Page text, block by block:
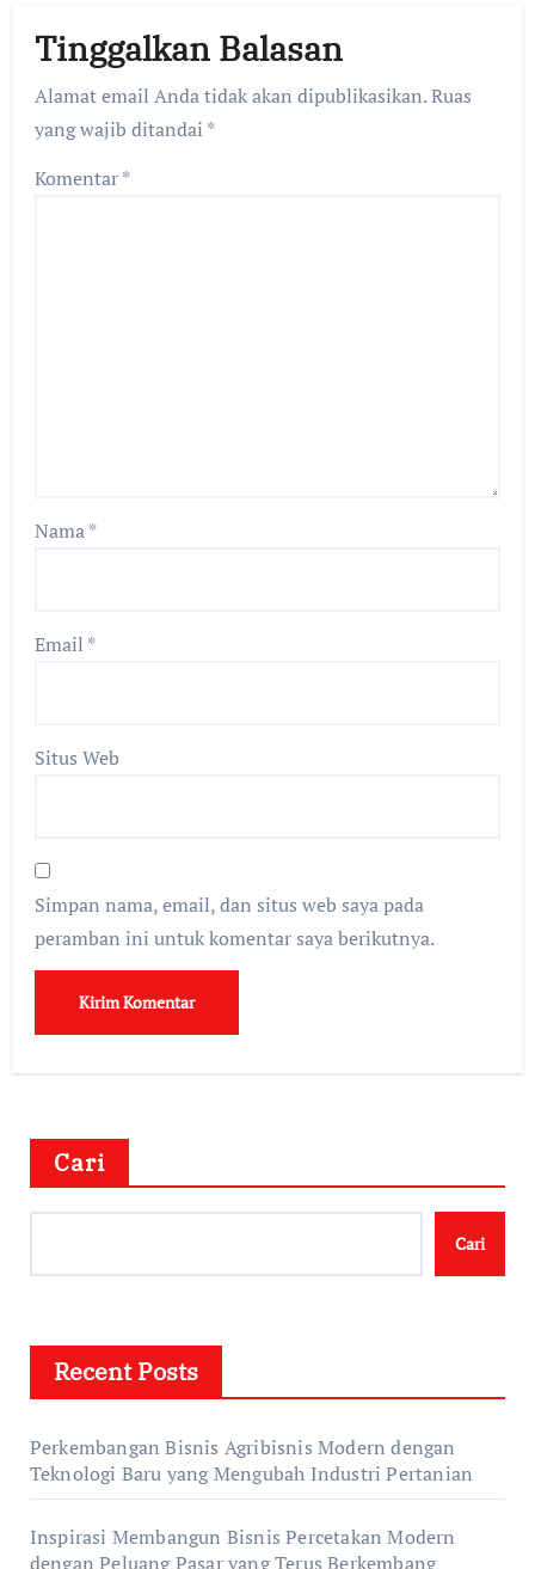
Tinggalkan Balasan
Alamat email Anda tidak akan dipublikasikan.Ruas
yang wajib ditandai *
Komentar*
Nama*
Email *
Situs Web
Simpan nama, email, dan situs web saya pada
peramban ini untuk komentar saya berikutnya.
Cari
Cari
Recent Posts
Perkembangan Bisnis Agribisnis Modern dengan
Teknologi Baru yang Mengubah Industri Pertanian
Inspirasi Membangun Bisnis Percetakan Modern
dengan Peluang Pasar yang Terus Berkembang